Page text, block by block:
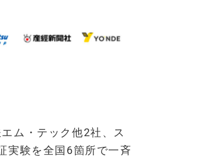
ム・テック他2社、ス
実験を全国6箇所で一斉